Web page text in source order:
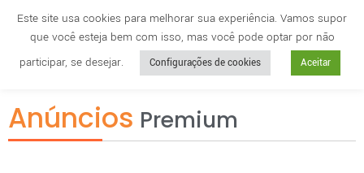
Cidade anuncie
Anúncios Premium
Este site usa cookies para melhorar sua experiência. Vamos supor
que você esteja bem com isso, mas você pode optar por não
participar, se desejar.
Configurações de cookies Aceitar